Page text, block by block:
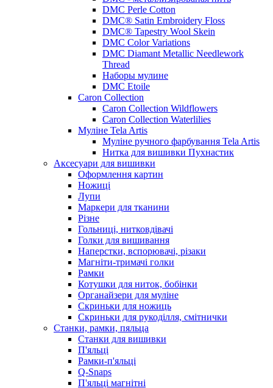
DMC Perle Cotton
DMC® Satin Embroidery Floss
DMC® Tapestry Wool Skein
DMC Color Variations
DMC Diamant Metallic Needlework
Thread
Наборы мулине
DMC Etoile
Caron Collection
Caron Collection Wildflowers
Caron Collection Waterlilies
Муліне Tela Artis
Муліне ручного фарбування Tela Artis
Нитка для вишивки Пухнастик
Аксесуари для вишивки
Оформлення картин
Ножиці
Лупи
Маркери для тканини
Різне
Гольниці, нитковдівачі
Голки для вишивання
Наперстки, вспорювачі, різаки
Магніти-тримачі голки
Рамки
Котушки для ниток, бобінки
Органайзери для муліне
Скриньки для ножиць
Скриньки для рукоділля, смітнички
Станки, рамки, пяльца
Станки для вишивки
П'яльці
Рамки-п'яльці
Q-Snaps
П'яльці магнітні